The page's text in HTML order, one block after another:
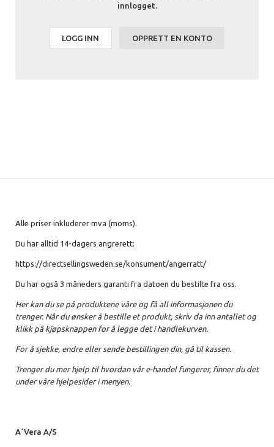
innlogget.
LOGG INN OPPRETT EN KONTO
Alle priser inkluderer mva (moms).
Du har alltid 14-dagers angrerett:
https://directsellingsweden.se/konsument/angerratt/
Du har også 3 måneders garanti fra datoen du bestilte fra oss.
Her kan du se på produktene våre og få all informasjonen du
trenger. Når du ønsker å bestille et produkt, skriv da inn antallet og
klikk på kjøpsknappen for å legge det i handlekurven.
For å sjekke, endre eller sende bestillingen din, gå til kassen.
Trenger du mer hjelp til hvordan vår e-handel fungerer, finner du det
under våre hjelpesider i menyen.
A´Vera A/S